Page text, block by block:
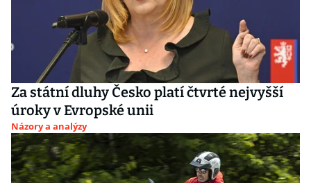
Za státní dluhy Česko platí čtvrté nejvyšší
úroky v Evropské unii
Názory a analýzy